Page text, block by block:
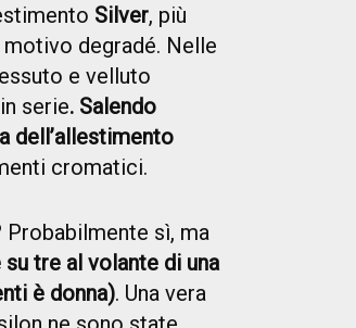
Silver, più
degradé. Nelle
e velluto
serie. Salendo
dell’allestimento
cromatici.
sì, ma
tre al volante di una
è donna). Una vera